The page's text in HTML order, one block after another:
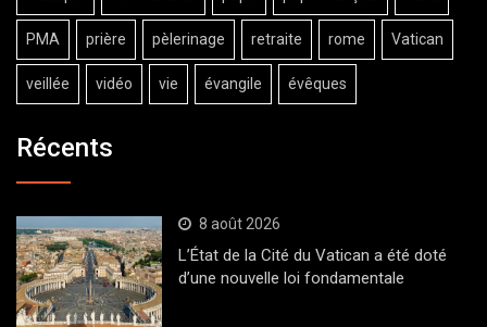
PMA prière pèlerinage retraite rome Vatican
veillée vidéo vie évangile évêques
Récents
8 août 2026
L’État de la Cité du Vatican a été doté
d’une nouvelle loi fondamentale